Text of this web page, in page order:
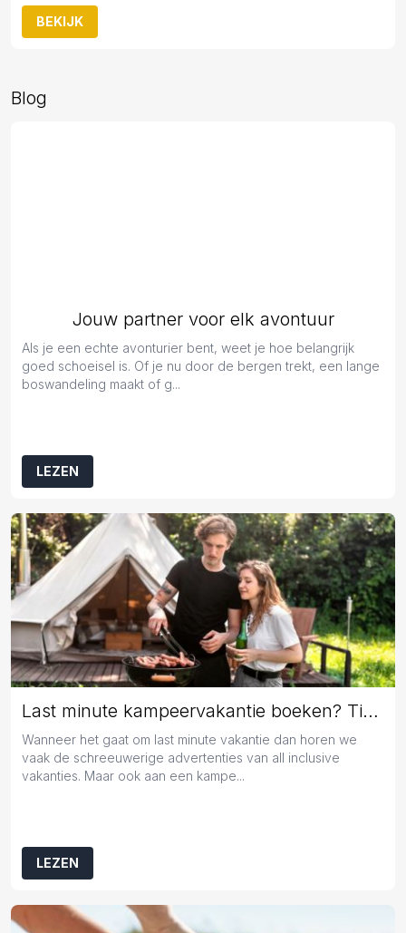
BEKIJK
Blog
Jouw partner voor elk avontuur
Als je een echte avonturier bent, weet je hoe belangrijk
goed schoeisel is. Of je nu door de bergen trekt, een lange
boswandeling maakt of g...
LEZEN
Last minute kampeervakantie boeken? Tips en tricks!
Wanneer het gaat om last minute vakantie dan horen we
vaak de schreeuwerige advertenties van all inclusive
vakanties. Maar ook aan een kampe...
LEZEN